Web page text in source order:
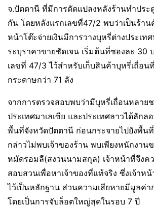
จ.ปัตตานี ที่มีการดัดแปลงหลังร้านทำประ
กัน โดยหลังแรกเลขที่47/2 พบว่าเป็นร้า
หน้าโต๊ะจ่ายเงินมีการวางบุหรี่ต่างประเท
ระบุราคาขายชัดเจน เริ่มต้นที่ซองละ 30
เลขที่ 47/3 ไว้สำหรับเก็บสินค้าบุหรี่เถื่อน
กระดาษกว่า 71 ลัง
จากการตรวจสอบพบว่ามีบุหรี่เถื่อนหลาย
ประเทศมาเลเซีย และประเทศลาวได้ลักล
พื้นที่จังหวัดปัตตานี ก่อนกระจายไปยังพื้น
กล่าวไม่พบเจ้าของร้าน พบเพียงหนักงาน
หมัดรอมลี(สงวนนามสกุล) เจ้าหน้าที่จึงค
สอบสวนเพื่อหาเจ้าของที่แท้จริง ซึ่งเจ้าห
ไว้เป็นหลักฐาน ส่วนความเสียหายมีมูลค่
โดยเป็นการจับล็อตใหญ่สุดในรอบ 7 ปี